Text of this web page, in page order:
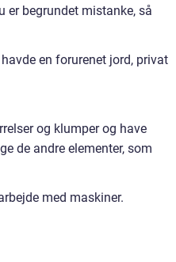
er begrundet mistanke, så
en forurenet jord, privat
og klumper og have
de andre elementer, som
med maskiner.